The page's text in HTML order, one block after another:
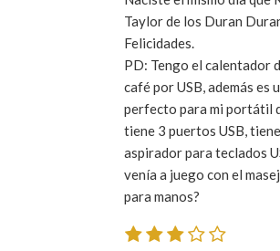
Taylor de los Duran
Felicidades.
PD: Tengo el calentador
café por USB, además es
perfecto para mi portátil
tiene 3 puertos USB,
aspirador para teclados
venía a juego con el
para manos?